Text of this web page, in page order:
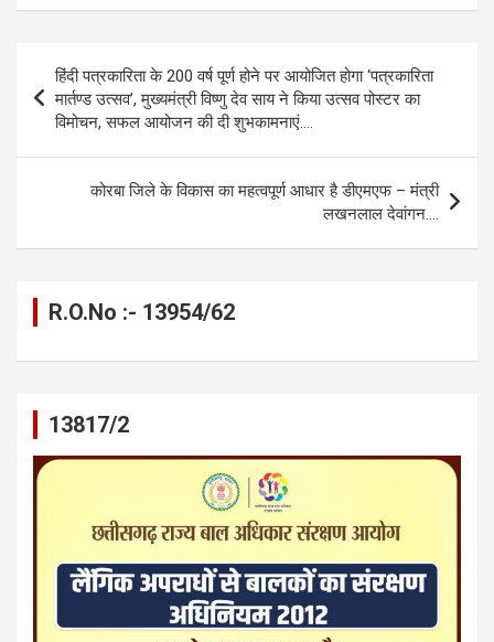
ce
b
o
o
k
se
n
g
er
at
s
A
p
p
e
gr
a
m
ail py
Li
n
ar
navigation
हिंदी पत्रकारिता के 200 वर्ष पूर्ण होने पर आयोजित होगा ‘पत्रकारिता
मार्तण्ड उत्सव’, मुख्यमंत्री विष्णु देव साय ने किया उत्सव पोस्टर का
विमोचन, सफल आयोजन की दी शुभकामनाएं….
कोरबा जिले के विकास का महत्वपूर्ण आधार है डीएमएफ – मंत्री
लखनलाल देवांगन….
R.O.No :- 13954/62
13817/2